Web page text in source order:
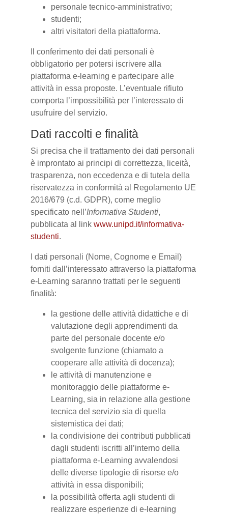
personale tecnico-amministrativo;
studenti;
altri visitatori della piattaforma.
Il conferimento dei dati personali è
obbligatorio per potersi iscrivere alla
piattaforma e-learning e partecipare alle
attività in essa proposte. L’eventuale rifiuto
comporta l’impossibilità per l’interessato di
usufruire del servizio.
Dati raccolti e finalità
Si precisa che il trattamento dei dati personali
è improntato ai principi di correttezza, liceità,
trasparenza, non eccedenza e di tutela della
riservatezza in conformità al Regolamento UE
2016/679 (c.d. GDPR), come meglio
specificato nell’Informativa Studenti,
pubblicata al link www.unipd.it/informativa-
studenti.
I dati personali (Nome, Cognome e Email)
forniti dall’interessato attraverso la piattaforma
e-Learning saranno trattati per le seguenti
finalità:
la gestione delle attività didattiche e di
valutazione degli apprendimenti da
parte del personale docente e/o
svolgente funzione (chiamato a
cooperare alle attività di docenza);
le attività di manutenzione e
monitoraggio delle piattaforme e-
Learning, sia in relazione alla gestione
tecnica del servizio sia di quella
sistemistica dei dati;
la condivisione dei contributi pubblicati
dagli studenti iscritti all’interno della
piattaforma e-Learning avvalendosi
delle diverse tipologie di risorse e/o
attività in essa disponibili;
la possibilità offerta agli studenti di
realizzare esperienze di e-learning